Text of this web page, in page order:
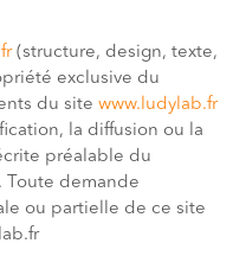
(structure, design, texte,
exclusive du
du sitewww.ludylab.fr
la diffusion ou la
préalable du
Toute demande
ou partielle de ce site